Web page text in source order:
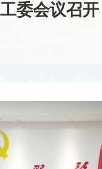
委会议召开